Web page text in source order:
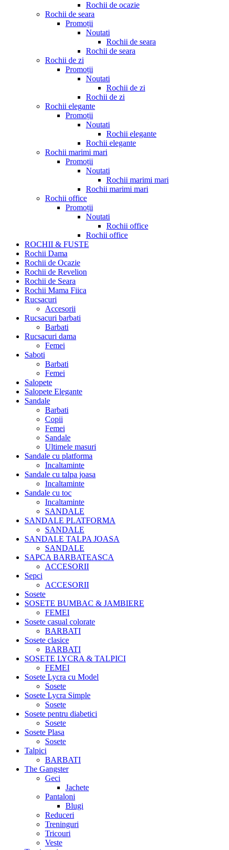
Rochii de ocazie
Rochii de seara
Promoții
Noutati
Rochii de seara
Rochii de seara
Rochii de zi
Promoții
Noutati
Rochii de zi
Rochii de zi
Rochii elegante
Promoții
Noutati
Rochii elegante
Rochii elegante
Rochii marimi mari
Promoții
Noutati
Rochii marimi mari
Rochii marimi mari
Rochii office
Promoții
Noutati
Rochii office
Rochii office
ROCHII & FUSTE
Rochii Dama
Rochii de Ocazie
Rochii de Revelion
Rochii de Seara
Rochii Mama Fiica
Rucsacuri
Accesorii
Rucsacuri barbati
Barbati
Rucsacuri dama
Femei
Saboti
Barbati
Femei
Salopete
Salopete Elegante
Sandale
Barbati
Copii
Femei
Sandale
Ultimele masuri
Sandale cu platforma
Incaltaminte
Sandale cu talpa joasa
Incaltaminte
Sandale cu toc
Incaltaminte
SANDALE
SANDALE PLATFORMA
SANDALE
SANDALE TALPA JOASA
SANDALE
SAPCA BARBATEASCA
ACCESORII
Sepci
ACCESORII
Sosete
SOSETE BUMBAC & JAMBIERE
FEMEI
Sosete casual colorate
BARBATI
Sosete clasice
BARBATI
SOSETE LYCRA & TALPICI
FEMEI
Sosete Lycra cu Model
Sosete
Sosete Lycra Simple
Sosete
Sosete pentru diabetici
Sosete
Sosete Plasa
Sosete
Talpici
BARBATI
The Gangster
Geci
Jachete
Pantaloni
Blugi
Reduceri
Treninguri
Tricouri
Veste